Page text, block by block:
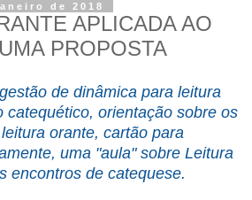
de 2018
APLICADA AO
PROPOSTA
de dinâmica para leitura
catequético, orientação sobre os
orante, cartão para
uma "aula" sobre Leitura
encontros de catequese.